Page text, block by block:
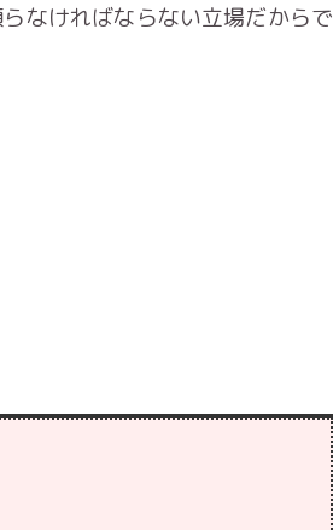
なければならない立場だからで